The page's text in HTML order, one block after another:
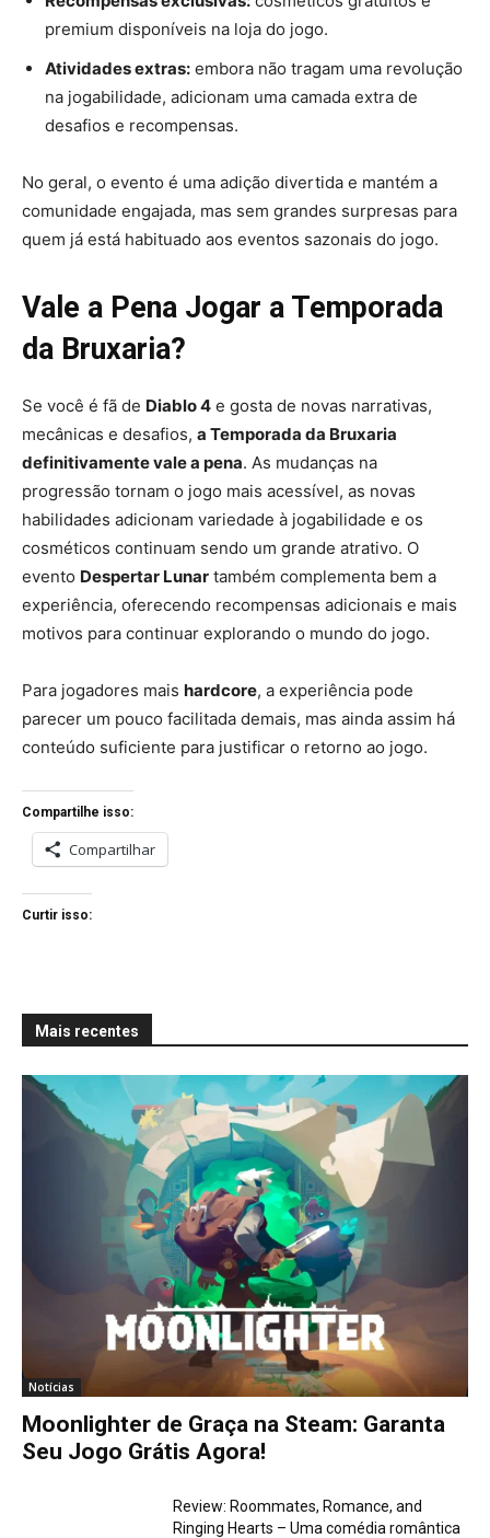
premium disponíveis na loja do jogo.
Atividades extras: embora não tragam uma revolução
na jogabilidade, adicionam uma camada extra de
desafios e recompensas.
No geral, o evento é uma adição divertida e mantém a
comunidade engajada, mas sem grandes surpresas para
quem já está habituado aos eventos sazonais do jogo.
Vale a Pena Jogar a Temporada
da Bruxaria?
Se você é fã de Diablo 4 e gosta de novas narrativas,
mecânicas e desafios, a Temporada da Bruxaria
definitivamente vale a pena. As mudanças na
progressão tornam o jogo mais acessível, as novas
habilidades adicionam variedade à jogabilidade e os
cosméticos continuam sendo um grande atrativo. O
evento Despertar Lunar também complementa bem a
experiência, oferecendo recompensas adicionais e mais
motivos para continuar explorando o mundo do jogo.
Para jogadores mais hardcore, a experiência pode
parecer um pouco facilitada demais, mas ainda assim há
conteúdo suficiente para justificar o retorno ao jogo.
Compartilhe isso:
Compartilhar
Curtir isso:
Mais recentes
Notícias
Moonlighter de Graça na Steam: Garanta
Seu Jogo Grátis Agora!
Review: Roommates, Romance, and
Ringing Hearts – Uma comédia romântica